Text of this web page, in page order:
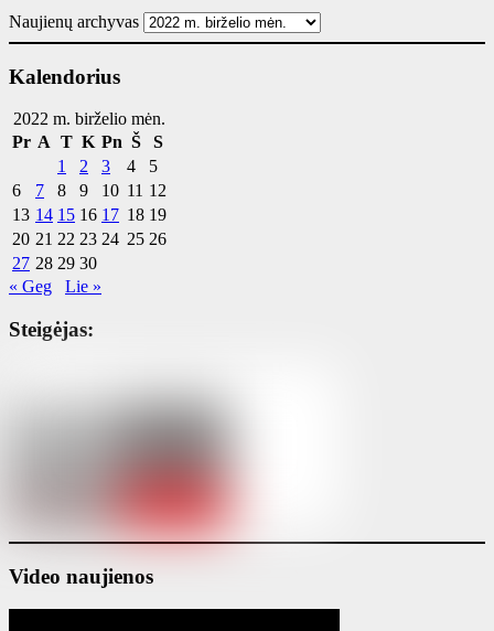
Naujienų archyvas
Kalendorius
2022 m. birželio mėn.
Pr A T K Pn Š
S
1
2 3 4
5
6
7 8 9 10 11 12
13 14 15 16 17 18 19
20 21 22 23 24 25 26
27 28 29 30
« Geg
Lie »
Steigėjas:
Video naujienos